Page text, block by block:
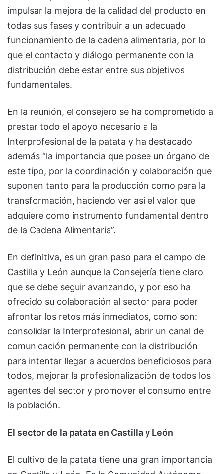
impulsar la mejora de la calidad del producto en
todas sus fases y contribuir a un adecuado
funcionamiento de la cadena alimentaria, por lo
que el contacto y diálogo permanente con la
distribución debe estar entre sus objetivos
fundamentales.
En la reunión, el consejero se ha comprometido a
prestar todo el apoyo necesario a la
Interprofesional de la patata y ha destacado
además “la importancia que posee un órgano de
este tipo, por la coordinación y colaboración que
suponen tanto para la producción como para la
transformación, haciendo ver así el valor que
adquiere como instrumento fundamental dentro
de la Cadena Alimentaria”.
En definitiva, es un gran paso para el campo de
Castilla y León aunque la Consejería tiene claro
que se debe seguir avanzando, y por eso ha
ofrecido su colaboración al sector para poder
afrontar los retos más inmediatos, como son:
consolidar la Interprofesional, abrir un canal de
comunicación permanente con la distribución
para intentar llegar a acuerdos beneficiosos para
todos, mejorar la profesionalización de todos los
agentes del sector y promover el consumo entre
la población.
El sector de la patata en Castilla y León
El cultivo de la patata tiene una gran importancia